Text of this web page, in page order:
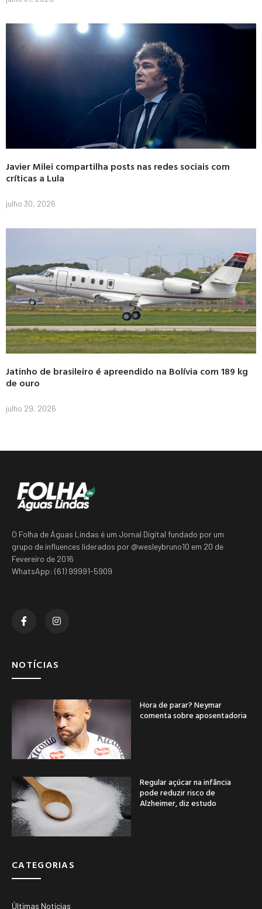
Javier Milei compartilha posts nas redes sociais com
críticas a Lula
julho 30, 2026
Jatinho de brasileiro é apreendido na Bolívia com 189 kg
de ouro
julho 29, 2026
O Folha de Águas Lindas é um Jornal Digital fundado por um
grupo de influences liderados por @wesleybruno10 em 20 de
Fevereiro de 2016
WhatsApp: (61) 99991-5909
NOTÍCIAS
Hora de parar? Neymar
comenta sobre aposentadoria
Regular açúcar na infância
pode reduzir risco de
Alzheimer, diz estudo
CATEGORIAS
Últimas Notícias